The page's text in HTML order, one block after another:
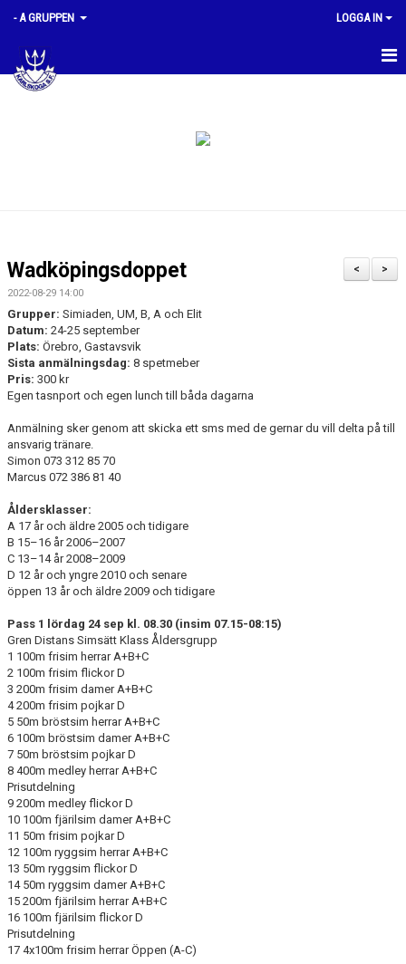
- A GRUPPEN LOGGA IN
HEM
DOKUMENT
>
<
Wadköpingsdoppet
2022-08-29 14:00
Grupper: Simiaden, UM, B, A och Elit
Datum: 24-25 september
Plats: Örebro, Gastavsvik
Sista anmälningsdag: 8 spetmeber
Pris: 300 kr
Egen tasnport och egen lunch till båda dagarna
Anmälning sker genom att skicka ett sms med de gernar du vill delta på till
ansvarig tränare.
Simon 073 312 85 70
Marcus 072 386 81 40
Åldersklasser:
A 17 år och äldre 2005 och tidigare
B 15–16 år 2006–2007
C 13–14 år 2008–2009
D 12 år och yngre 2010 och senare
öppen 13 år och äldre 2009 och tidigare
Pass 1 lördag 24 sep kl. 08.30 (insim 07.15-08:15)
Gren Distans Simsätt Klass Åldersgrupp
1 100m frisim herrar A+B+C
2 100m frisim flickor D
3 200m frisim damer A+B+C
4 200m frisim pojkar D
5 50m bröstsim herrar A+B+C
6 100m bröstsim damer A+B+C
7 50m bröstsim pojkar D
8 400m medley herrar A+B+C
Prisutdelning
9 200m medley flickor D
10 100m fjärilsim damer A+B+C
11 50m frisim pojkar D
12 100m ryggsim herrar A+B+C
13 50m ryggsim flickor D
14 50m ryggsim damer A+B+C
15 200m fjärilsim herrar A+B+C
16 100m fjärilsim flickor D
Prisutdelning
17 4x100m frisim herrar Öppen (A-C)